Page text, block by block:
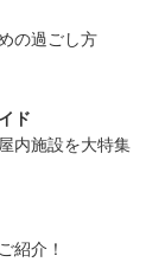
の過ごし方
ド
内施設を大特集
紹介！